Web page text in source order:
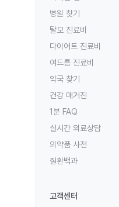
병원 찾기
탈모 진료비
다이어트 진료비
여드름 진료비
약국 찾기
건강 매거진
1분 FAQ
실시간 의료상담
의약품 사전
질환백과
고객센터